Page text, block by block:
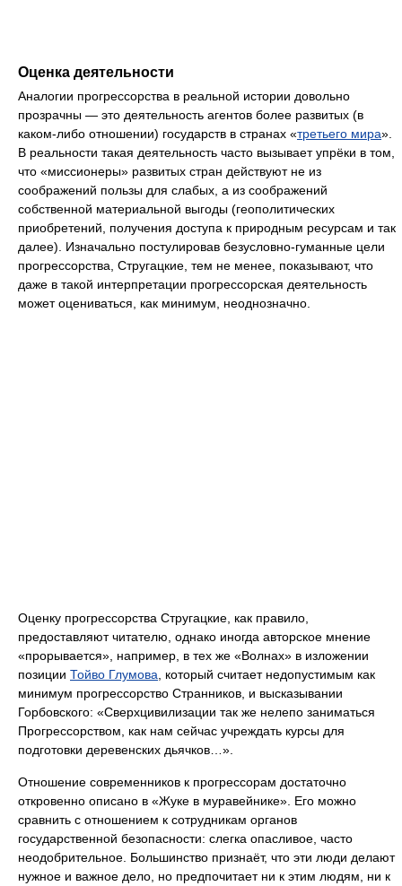
Оценка деятельности
Аналогии прогрессорства в реальной истории довольно
прозрачны — это деятельность агентов более развитых (в
каком-либо отношении) государств в странах «третьего мира».
В реальности такая деятельность часто вызывает упрёки в том,
что «миссионеры» развитых стран действуют не из
соображений пользы для слабых, а из соображений
собственной материальной выгоды (геополитических
приобретений, получения доступа к природным ресурсам и так
далее). Изначально постулировав безусловно-гуманные цели
прогрессорства, Стругацкие, тем не менее, показывают, что
даже в такой интерпретации прогрессорская деятельность
может оцениваться, как минимум, неоднозначно.
Оценку прогрессорства Стругацкие, как правило,
предоставляют читателю, однако иногда авторское мнение
«прорывается», например, в тех же «Волнах» в изложении
позиции Тойво Глумова , который считает недопустимым как
минимум прогрессорство Странников, и высказывании
Горбовского: «Сверхцивилизации так же нелепо заниматься
Прогрессорством, как нам сейчас учреждать курсы для
подготовки деревенских дьячков…».
Отношение современников к прогрессорам достаточно
откровенно описано в «Жуке в муравейнике». Его можно
сравнить с отношением к сотрудникам органов
государственной безопасности: слегка опасливое, часто
неодобрительное. Большинство признаёт, что эти люди делают
нужное и важное дело, но предпочитает ни к этим людям, ни к